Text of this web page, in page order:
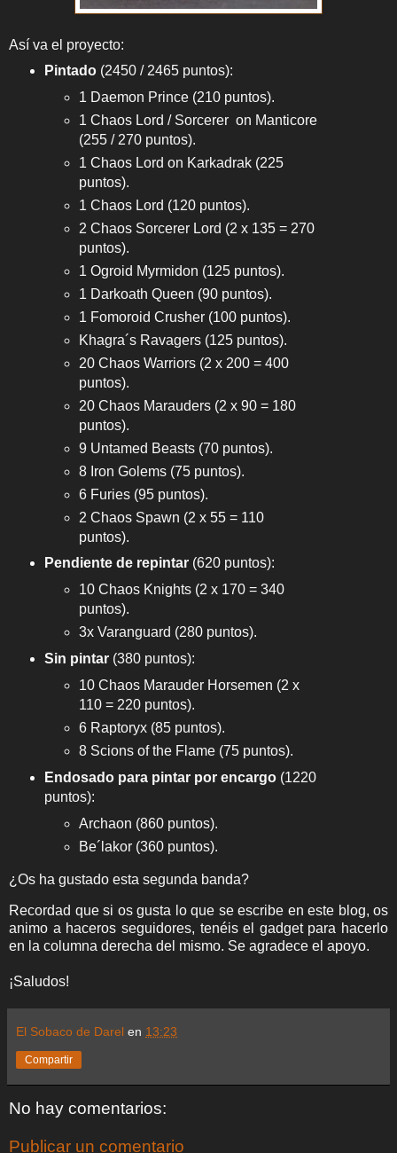
Así va el proyecto:
Pintado(2450 / 2465 puntos):
1 Daemon Prince (210 puntos).
1 Chaos Lord / Sorcerer on Manticore
(255 / 270 puntos).
1 Chaos Lord on Karkadrak (225
puntos).
1 Chaos Lord (120 puntos).
2 Chaos Sorcerer Lord (2 x 135 = 270
puntos).
1 Ogroid Myrmidon (125 puntos).
1 Darkoath Queen (90 puntos).
1 Fomoroid Crusher (100 puntos).
Khagra´s Ravagers (125 puntos).
20 Chaos Warriors (2 x 200 = 400
puntos).
20 Chaos Marauders (2 x 90 = 180
puntos).
9 Untamed Beasts (70 puntos).
8 Iron Golems (75 puntos).
6 Furies (95 puntos).
2 Chaos Spawn (2 x 55 = 110
puntos).
Pendiente de repintar (620 puntos):
10 Chaos Knights (2 x 170 = 340
puntos).
3x Varanguard (280 puntos).
Sin pintar(380 puntos):
10 Chaos Marauder Horsemen (2 x
110 = 220 puntos).
6 Raptoryx (85 puntos).
8 Scions of the Flame (75 puntos).
Endosado para pintar por encargo(1220
puntos):
Archaon (860 puntos).
Be´lakor (360 puntos).
¿Os ha gustado esta segunda banda?
Recordad que si os gusta lo que se escribe en este blog, os
animo a haceros seguidores, tenéis el gadget para hacerlo
en la columna derecha del mismo. Se agradece el apoyo.
¡Saludos!
El Sobaco de Darel en 13:23
Compartir
No hay comentarios:
Publicar un comentario